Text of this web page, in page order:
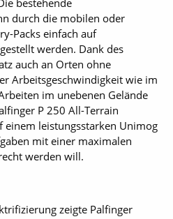
bestehende
durch die mobilen oder
Packs einfach auf
werden. Dank des
auch an Orten ohne
Arbeitsgeschwindigkeit wie im
im unebenen Gelände
P 250 All-Terrain
leistungsstarken Unimog
mit einer maximalen
werden will.
zeigte Palfinger